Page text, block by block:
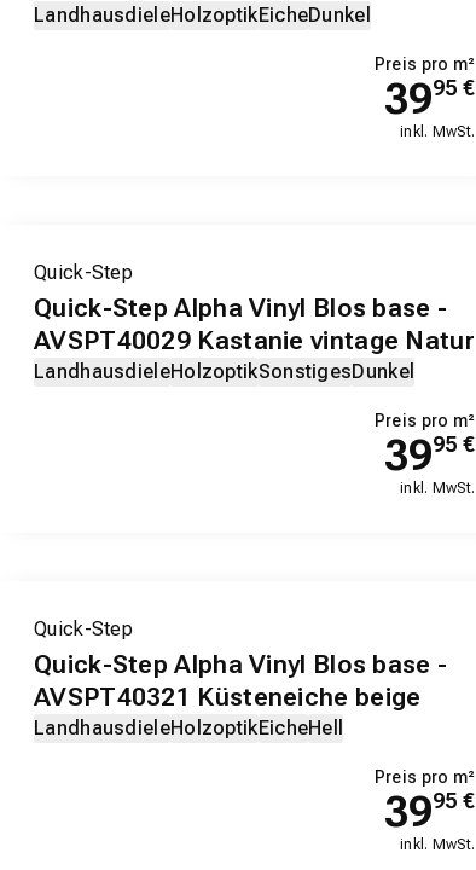
LandhausdieleHolzoptikEicheDunkel
Preis pro m²
3995 €
inkl. MwSt.
Quick-Step
Quick-Step Alpha Vinyl Blos base -
AVSPT40029 Kastanie vintage Natur
LandhausdieleHolzoptikSonstigesDunkel
Preis pro m²
3995 €
inkl. MwSt.
Quick-Step
Quick-Step Alpha Vinyl Blos base -
AVSPT40321 Küsteneiche beige
LandhausdieleHolzoptikEicheHell
Preis pro m²
3995 €
inkl. MwSt.